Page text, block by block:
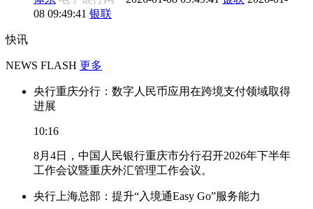
08 09:49:41 银联
快讯
NEWS FLASH 更多
央行重庆分行：数字人民币应用在跨境支付领域取得
进展
10:16
8月4日，中国人民银行重庆市分行召开2026年下半年
工作会议暨重庆外汇管理工作会议。
央行上海总部：提升“入境通Easy Go”服务能力